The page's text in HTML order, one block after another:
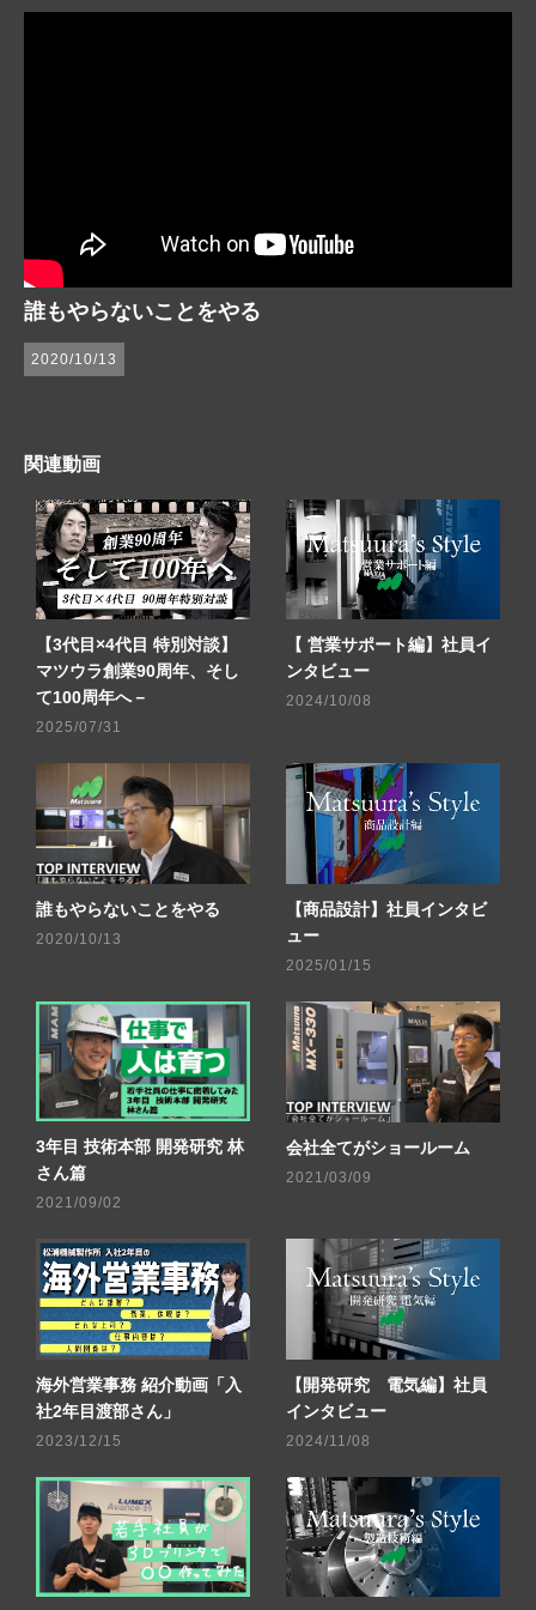
誰もやらないことをやる
2020/10/13
関連動画
【3代目×4代目 特別対談】
マツウラ創業90周年、そし
て100周年へ－
2025/07/31
【 営業サポート編】社員イ
ンタビュー
2024/10/08
誰もやらないことをやる
2020/10/13
【商品設計】社員インタビ
ュー
2025/01/15
3年目 技術本部 開発研究 林
さん篇
2021/09/02
会社全てがショールーム
2021/03/09
海外営業事務 紹介動画「入
社2年目渡部さん」
2023/12/15
【開発研究 電気編】社員
インタビュー
2024/11/08